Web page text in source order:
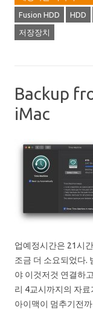
Fusion HDD HDD
저장장치
Backup
iMac
업예정시간은 21시
조금 더 소요되었다.
야 이것저것 연결하
리 4교시까지의 자
아이맥이 멈추기전